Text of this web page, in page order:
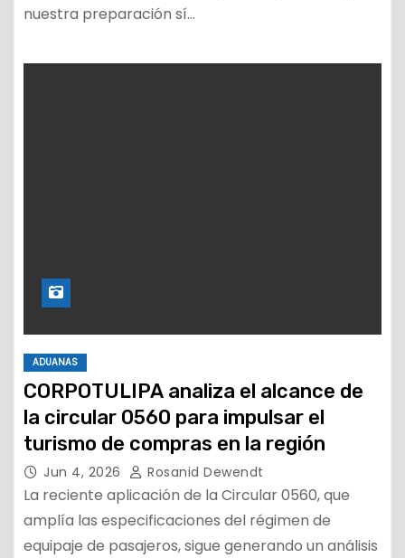
nuestra preparación sí…
ADUANAS
CORPOTULIPA analiza el alcance de
la circular 0560 para impulsar el
turismo de compras en la región
Jun 4, 2026 Rosanid Dewendt
La reciente aplicación de la Circular 0560, que
amplía las especificaciones del régimen de
equipaje de pasajeros, sigue generando un análisis